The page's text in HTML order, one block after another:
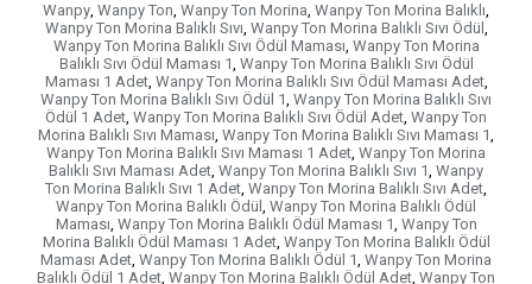
Wanpy, Wanpy Ton, Wanpy Ton Morina, Wanpy Ton Morina Balıklı,
Wanpy Ton Morina Balıklı Sıvı, Wanpy Ton Morina Balıklı Sıvı Ödül ,
Wanpy Ton Morina Balıklı Sıvı Ödül Maması, Wanpy Ton Morina
Balıklı Sıvı Ödül Maması 1, Wanpy Ton Morina Balıklı Sıvı Ödül
Maması 1 Adet, Wanpy Ton Morina Balıklı Sıvı Ödül Maması Adet,
Wanpy Ton Morina Balıklı Sıvı Ödül 1, Wanpy Ton Morina Balıklı Sıvı
Ödül 1 Adet, Wanpy Ton Morina Balıklı Sıvı Ödül Adet, Wanpy Ton
Morina Balıklı Sıvı Maması, Wanpy Ton Morina Balıklı Sıvı Maması 1,
Wanpy Ton Morina Balıklı Sıvı Maması 1 Adet, Wanpy Ton Morina
Balıklı Sıvı Maması Adet, Wanpy Ton Morina Balıklı Sıvı 1, Wanpy
Ton Morina Balıklı Sıvı 1 Adet, Wanpy Ton Morina Balıklı Sıvı Adet,
Wanpy Ton Morina Balıklı Ödül , Wanpy Ton Morina Balıklı Ödül
Maması, Wanpy Ton Morina Balıklı Ödül Maması 1, Wanpy Ton
Morina Balıklı Ödül Maması 1 Adet, Wanpy Ton Morina Balıklı Ödül
Maması Adet, Wanpy Ton Morina Balıklı Ödül 1, Wanpy Ton Morina
Balıklı Ödül 1 Adet, Wanpy Ton Morina Balıklı Ödül Adet, Wanpy Ton